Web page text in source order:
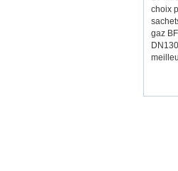
choix
gaz